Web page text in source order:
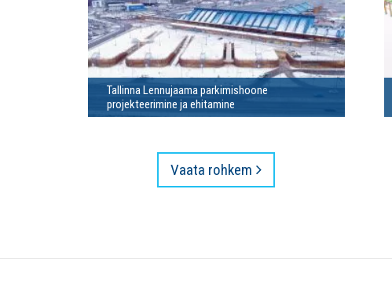
Favor AS tootmishoone raudbetoonelementide
tootejoonised
Vaata rohkem